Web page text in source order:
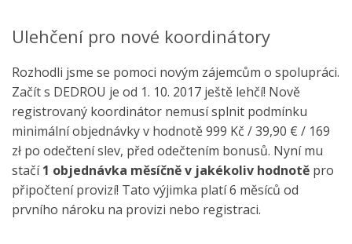
Ulehčení pro nové koordinátory
Rozhodli jsme se pomoci novým zájemcům o spolupráci.
Začít s DEDROU je od 1. 10. 2017 ještě lehčí! Nově
registrovaný koordinátor nemusí splnit podmínku
minimální objednávky v hodnotě 999 Kč / 39,90 € / 169
zł po odečtení slev, před odečtením bonusů. Nyní mu
stačí1 objednávka měsíčně v jakékoliv hodnotě pro
připočtení provizí! Tato výjimka platí 6 měsíců od
prvního nároku na provizi nebo registraci.